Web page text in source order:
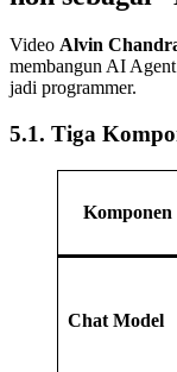
Video Alvin
membangun AI
jadi programmer.
5.1. Tiga
Komponen
Chat Model